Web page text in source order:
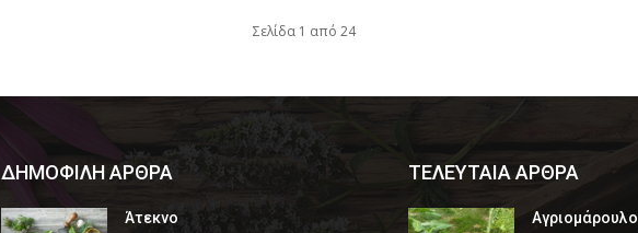
Σελίδα 1 από 24
ΔΗΜΟΦΙΛΗ ΑΡΘΡΑ
Άτεκνο
ΤΕΛΕΥΤΑΙΑ ΑΡΘΡΑ
Αγριομάρουλο